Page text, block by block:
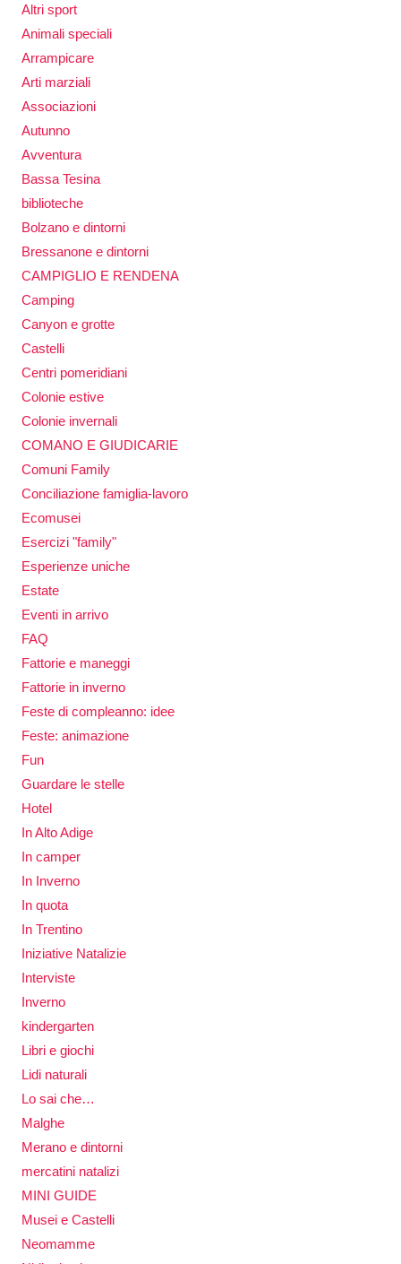
Altri sport
Animali speciali
Arrampicare
Arti marziali
Associazioni
Autunno
Avventura
Bassa Tesina
biblioteche
Bolzano e dintorni
Bressanone e dintorni
CAMPIGLIO E RENDENA
Camping
Canyon e grotte
Castelli
Centri pomeridiani
Colonie estive
Colonie invernali
COMANO E GIUDICARIE
Comuni Family
Conciliazione famiglia-lavoro
Ecomusei
Esercizi "family"
Esperienze uniche
Estate
Eventi in arrivo
FAQ
Fattorie e maneggi
Fattorie in inverno
Feste di compleanno: idee
Feste: animazione
Fun
Guardare le stelle
Hotel
In Alto Adige
In camper
In Inverno
In quota
In Trentino
Iniziative Natalizie
Interviste
Inverno
kindergarten
Libri e giochi
Lidi naturali
Lo sai che…
Malghe
Merano e dintorni
mercatini natalizi
MINI GUIDE
Musei e Castelli
Neomamme